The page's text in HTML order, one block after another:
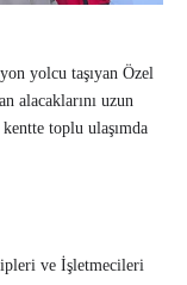
yolcu taşıyan Özel
alacaklarını uzun
toplu ulaşımda
ve İşletmecileri